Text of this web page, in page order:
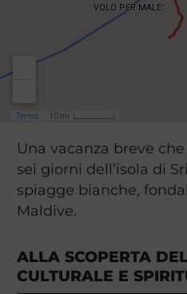
Una vacanza breve
sei giorni dell’isola di
spiagge bianche,
Maldive.
ALLA SCOPERTA
CULTURALE E